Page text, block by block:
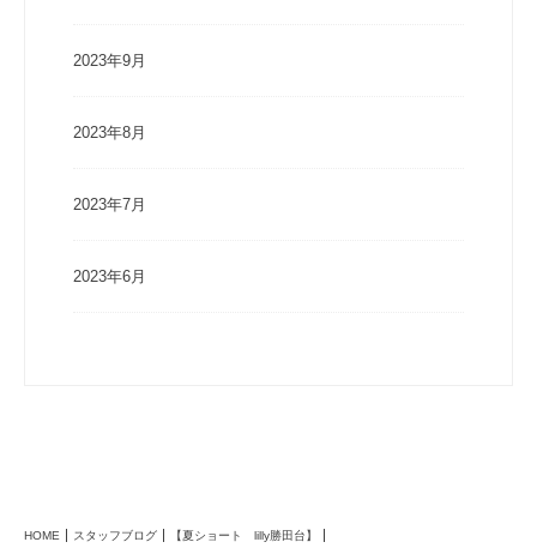
2023年9月
2023年8月
2023年7月
2023年6月
HOME スタッフブログ 【夏ショート lilly勝田台】